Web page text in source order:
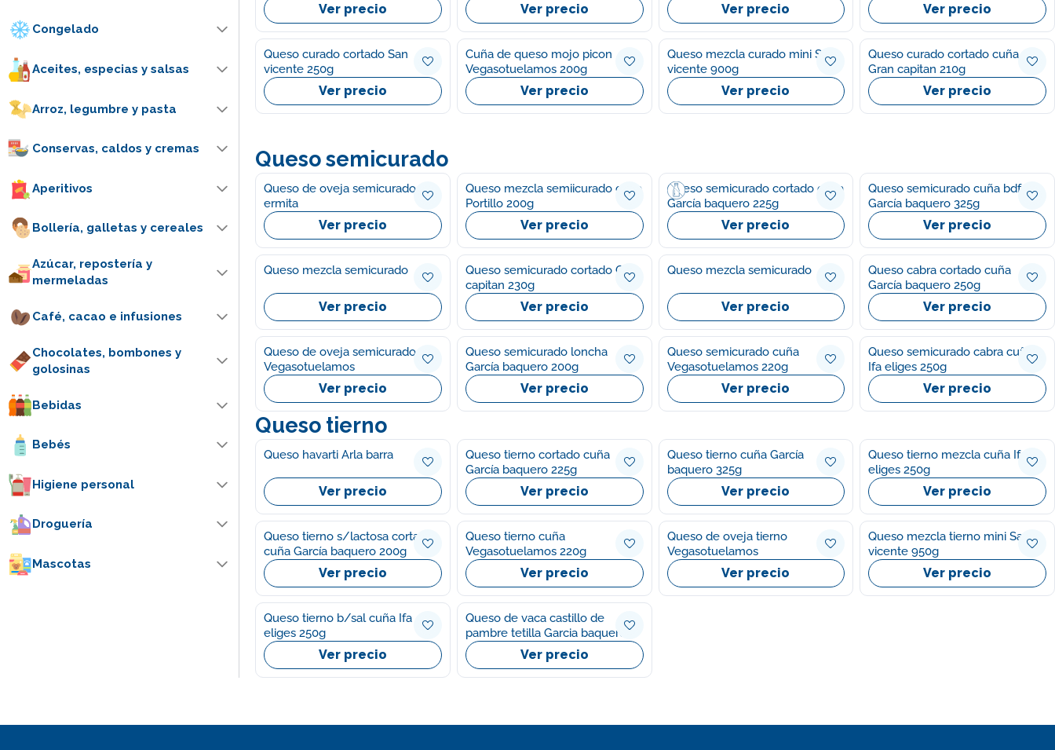
Congelado
Aceites, especias y salsas
Arroz, legumbre y pasta
Conservas, caldos y cremas
Aperitivos
Bollería, galletas y cereales
Azúcar, repostería y
mermeladas
Café, cacao e infusiones
Chocolates, bombones y
golosinas
Bebidas
Bebés
Higiene personal
Droguería
Mascotas
Ver precio Ver precio Ver precio Ver precio
Queso curado cortado San
vicente 250g
Ver precio
Cuña de queso mojo picon
Vegasotuelamos 200g
Ver precio
Queso mezcla curado mini San
vicente 900g
Ver precio
Queso curado cortado cuña
Gran capitan 210g
Ver precio
Queso semicurado
Queso de oveja semicurado La
ermita
Ver precio
Queso mezcla semiicurado cuña
Portillo 200g
Ver precio
Queso semicurado cortado cuña
García baquero 225g
Ver precio
Queso semicurado cuña bdf
García baquero 325g
Ver precio
Queso mezcla semicurado
Ver precio
Queso semicurado cortado Gran
capitan 230g
Ver precio
Queso mezcla semicurado
Ver precio
Queso cabra cortado cuña
García baquero 250g
Ver precio
Queso de oveja semicurado
Vegasotuelamos
Ver precio
Queso semicurado loncha
García baquero 200g
Ver precio
Queso semicurado cuña
Vegasotuelamos 220g
Ver precio
Queso semicurado cabra cuña
Ifa eliges 250g
Ver precio
Queso tierno
Queso havarti Arla barra
Ver precio
Queso tierno cortado cuña
García baquero 225g
Ver precio
Queso tierno cuña García
baquero 325g
Ver precio
Queso tierno mezcla cuña Ifa
eliges 250g
Ver precio
Queso tierno s/lactosa cortado
cuña García baquero 200g
Ver precio
Queso tierno cuña
Vegasotuelamos 220g
Ver precio
Queso de oveja tierno
Vegasotuelamos
Ver precio
Queso mezcla tierno mini San
vicente 950g
Ver precio
Queso tierno b/sal cuña Ifa
eliges 250g
Ver precio
Queso de vaca castillo de
pambre tetilla Garcia baquero
600g
Ver precio